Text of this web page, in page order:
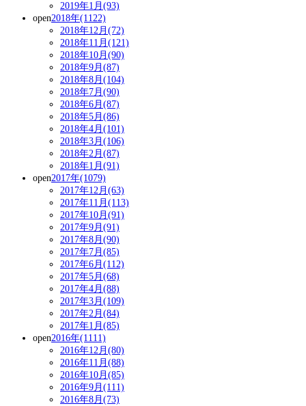
2019年1月(93)
open2018年(1122)
2018年12月(72)
2018年11月(121)
2018年10月(90)
2018年9月(87)
2018年8月(104)
2018年7月(90)
2018年6月(87)
2018年5月(86)
2018年4月(101)
2018年3月(106)
2018年2月(87)
2018年1月(91)
open2017年(1079)
2017年12月(63)
2017年11月(113)
2017年10月(91)
2017年9月(91)
2017年8月(90)
2017年7月(85)
2017年6月(112)
2017年5月(68)
2017年4月(88)
2017年3月(109)
2017年2月(84)
2017年1月(85)
open2016年(1111)
2016年12月(80)
2016年11月(88)
2016年10月(85)
2016年9月(111)
2016年8月(73)